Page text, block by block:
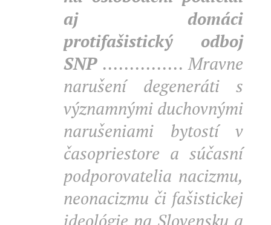
aj domáci
protifašistický odboj
SNP ............... Mravne
narušení degeneráti s
významnými duchovnými
narušeniami bytostí v
časopriestore a súčasní
podporovatelia nacizmu,
neonacizmu či fašistickej
ideológie na Slovensku a